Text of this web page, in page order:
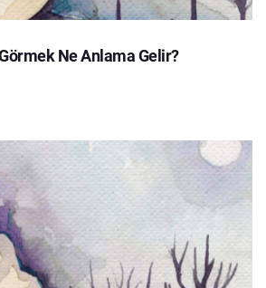
Ne Anlama Gelir?